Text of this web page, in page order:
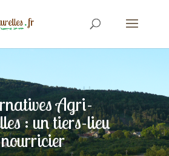
Agri-
: un tiers-lieu
nourricier